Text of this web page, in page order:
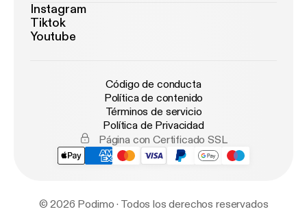
Instagram
Tiktok
Youtube
Código de conducta
Política de contenido
Términos de servicio
Política de Privacidad
Página con Certificado SSL
© 2026 Podimo · Todos los derechos reservados